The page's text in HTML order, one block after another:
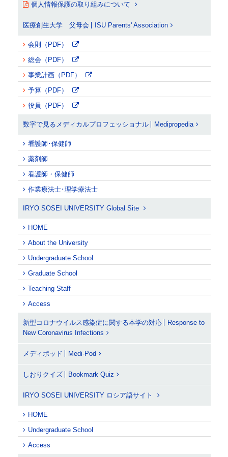
個人情報保護の取り組みについて
医療創生大学 父母会 ISU Parents' Association
会則（PDF）
総会（PDF）
事業計画（PDF）
予算（PDF）
役員（PDF）
数字で見るメディカルプロフェッショナル Medipropedia
看護師･保健師
薬剤師
看護師・保健師
作業療法士･理学療法士
IRYO SOSEI UNIVERSITY Global Site
HOME
About the University
Undergraduate School
Graduate School
Teaching Staff
Access
新型コロナウイルス感染症に関する本学の対応
Response to
New Coronavirus Infections
メディポッド Medi-Pod
しおりクイズ Bookmark Quiz
IRYO SOSEI UNIVERSITY ロシア語サイト
HOME
Undergraduate School
Access